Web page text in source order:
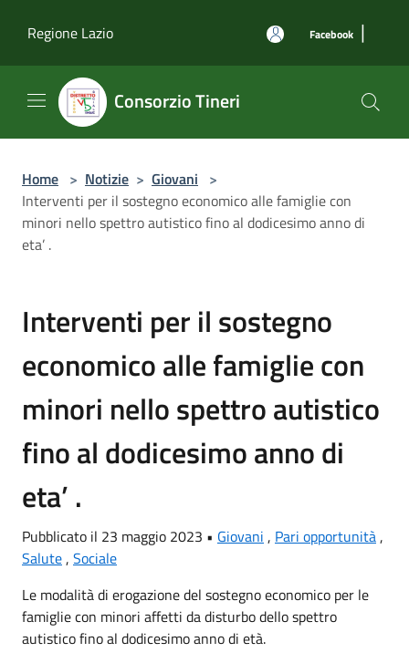
Regione Lazio
Facebook |
Consorzio Tineri
Home > Notizie > Giovani >
Interventi per il sostegno economico alle famiglie con
minori nello spettro autistico fino al dodicesimo anno di
eta’ .
Interventi per il sostegno
economico alle famiglie con
minori nello spettro autistico
fino al dodicesimo anno di
eta’ .
Pubblicato il 23 maggio 2023 • Giovani , Pari opportunità,
Salute, Sociale
Le modalità di erogazione del sostegno economico per le
famiglie con minori affetti da disturbo dello spettro
autistico fino al dodicesimo anno di età.